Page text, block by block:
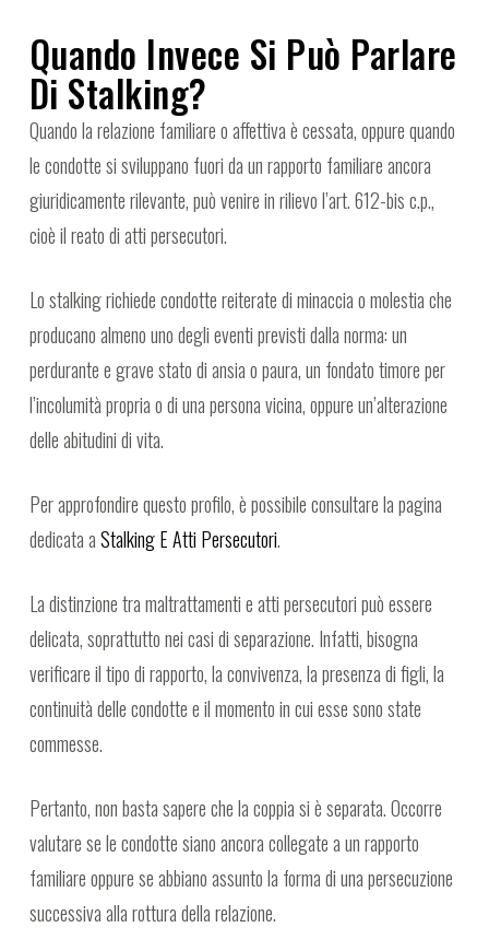
Quando Invece Si Può Parlare
Di Stalking?
Quando la relazione familiare o affettiva è cessata, oppure quando
le condotte si sviluppano fuori da un rapporto familiare ancora
giuridicamente rilevante, può venire in rilievo l’art. 612-bis c.p.,
cioè il reato di atti persecutori.
Lo stalking richiede condotte reiterate di minaccia o molestia che
producano almeno uno degli eventi previsti dalla norma: un
perdurante e grave stato di ansia o paura, un fondato timore per
l’incolumità propria o di una persona vicina, oppure un’alterazione
delle abitudini di vita.
Per approfondire questo profilo, è possibile consultare la pagina
dedicata aStalking E Atti Persecutori.
La distinzione tra maltrattamenti e atti persecutori può essere
delicata, soprattutto nei casi di separazione. Infatti, bisogna
verificare il tipo di rapporto, la convivenza, la presenza di figli, la
continuità delle condotte e il momento in cui esse sono state
commesse.
Pertanto, non basta sapere che la coppia si è separata. Occorre
valutare se le condotte siano ancora collegate a un rapporto
familiare oppure se abbiano assunto la forma di una persecuzione
successiva alla rottura della relazione.